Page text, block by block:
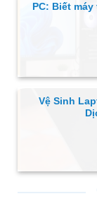
PC: Biết
Vệ Sinh